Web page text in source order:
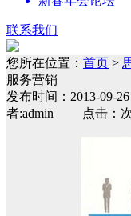
联系我们
您所在位置： 首页 >
服务营销
发布时间：2013-
者:admin 点击：